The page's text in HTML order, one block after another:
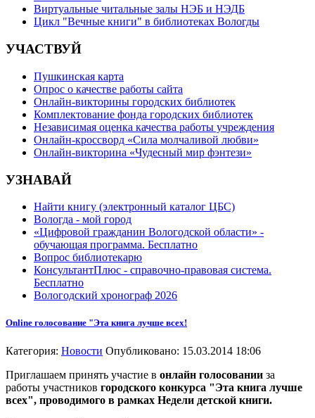
Виртуальные читальные залы НЭБ и НЭДБ
Цикл "Вечные книги" в библиотеках Вологды
УЧАСТВУЙ
Пушкинская карта
Опрос о качестве работы сайта
Онлайн-викторины городских библиотек
Комплектование фонда городских библиотек
Независимая оценка качества работы учреждения
Онлайн-кроссворд «Сила молчаливой любви»
Онлайн-викторина «Чудесный мир фэнтези»
УЗНАВАЙ
Найти книгу (электронный каталог ЦБС)
Вологда - мой город
«Цифровой гражданин Вологодской области» -
обучающая программа. Бесплатно
Вопрос библиотекарю
КонсультантПлюс - справочно-правовая система.
Бесплатно
Вологодский хронограф 2026
Online голосование "Эта книга лучше всех!
Категория: Новости Опубликовано: 15.03.2014 18:06
Приглашаем принять участие в онлайн голосовании за
работы участников городского конкурса "Эта книга лучше
всех", проводимого в рамках Недели детской книги.